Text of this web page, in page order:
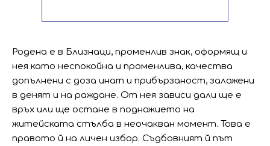
Родена е в Близнаци, променлив знак, оформящ и
нея като неспокойна и променлива, качества
допълнени с доза инат и прибързаност, заложени
в денят и на раждане. От нея зависи дали ще е
връх или ще остане в подножието на
житейската стълба в неочакван момент. Това е
правото й на личен избор. Съдбовният й път